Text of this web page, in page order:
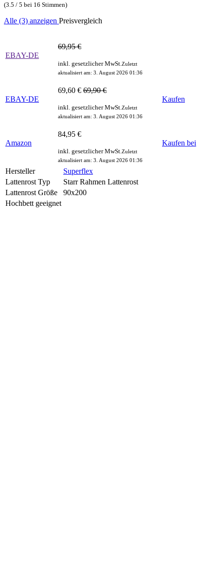
(3.5 / 5 bei 16 Stimmen)
Alle (3) anzeigen Preisvergleich
EBAY-DE
69,95 €
inkl. gesetzlicher MwSt. Zuletzt
aktualisiert am: 3. August 2026 01:36
EBAY-DE
69,60 € 69,90 €
inkl. gesetzlicher MwSt. Zuletzt
aktualisiert am: 3. August 2026 01:36
Kaufen
Amazon
84,95 €
inkl. gesetzlicher MwSt. Zuletzt
aktualisiert am: 3. August 2026 01:36
Kaufen bei
Hersteller
Superflex
Lattenrost Typ
Starr Rahmen Lattenrost
Lattenrost Größe
90x200
Hochbett geeignet